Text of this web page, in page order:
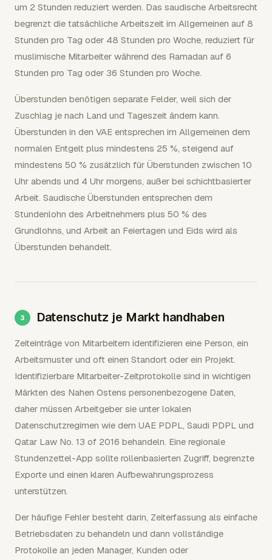
um 2 Stunden reduziert werden. Das saudische Arbeitsrecht
begrenzt die tatsächliche Arbeitszeit im Allgemeinen auf 8
Stunden pro Tag oder 48 Stunden pro Woche, reduziert für
muslimische Mitarbeiter während des Ramadan auf 6
Stunden pro Tag oder 36 Stunden pro Woche.
Überstunden benötigen separate Felder, weil sich der
Zuschlag je nach Land und Tageszeit ändern kann.
Überstunden in den VAE entsprechen im Allgemeinen dem
normalen Entgelt plus mindestens 25 %, steigend auf
mindestens 50 % zusätzlich für Überstunden zwischen 10
Uhr abends und 4 Uhr morgens, außer bei schichtbasierter
Arbeit. Saudische Überstunden entsprechen dem
Stundenlohn des Arbeitnehmers plus 50 % des
Grundlohns, und Arbeit an Feiertagen und Eids wird als
Überstunden behandelt.
Datenschutz je Markt handhaben
Zeiteinträge von Mitarbeitern identifizieren eine Person, ein
Arbeitsmuster und oft einen Standort oder ein Projekt.
Identifizierbare Mitarbeiter-Zeitprotokolle sind in wichtigen
Märkten des Nahen Ostens personenbezogene Daten,
daher müssen Arbeitgeber sie unter lokalen
Datenschutzregimen wie dem UAE PDPL, Saudi PDPL und
Qatar Law No. 13 of 2016 behandeln. Eine regionale
Stundenzettel-App sollte rollenbasierten Zugriff, begrenzte
Exporte und einen klaren Aufbewahrungsprozess
unterstützen.
Der häufige Fehler besteht darin, Zeiterfassung als einfache
Betriebsdaten zu behandeln und dann vollständige
Protokolle an jeden Manager, Kunden oder